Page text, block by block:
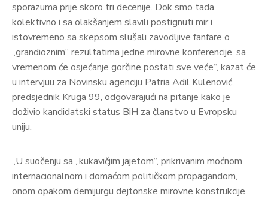
sporazuma prije skoro tri decenije. Dok smo tada
kolektivno i sa olakšanjem slavili postignuti mir i
istovremeno sa skepsom slušali zavodljive fanfare o
„grandioznim“ rezultatima jedne mirovne konferencije, sa
vremenom će osjećanje gorčine postati sve veće“, kazat će
u intervjuu za Novinsku agenciju Patria Adil Kulenović,
predsjednik Kruga 99, odgovarajući na pitanje kako je
doživio kandidatski status BiH za članstvo u Evropsku
uniju.
„U suočenju sa „kukavičjim jajetom“, prikrivanim moćnom
internacionalnom i domaćom političkom propagandom,
onom opakom demijurgu dejtonske mirovne konstrukcije